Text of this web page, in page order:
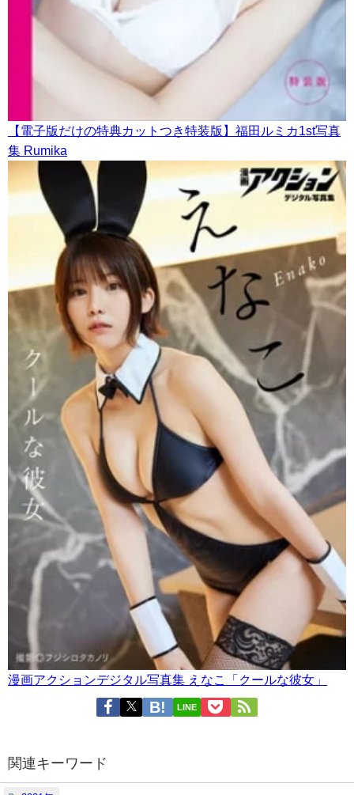
【電子版だけの特典カットつき特装版】福田ルミカ1st写真
集 Rumika
漫画アクションデジタル写真集 えなこ「クールな彼女」
LINE
関連キーワード